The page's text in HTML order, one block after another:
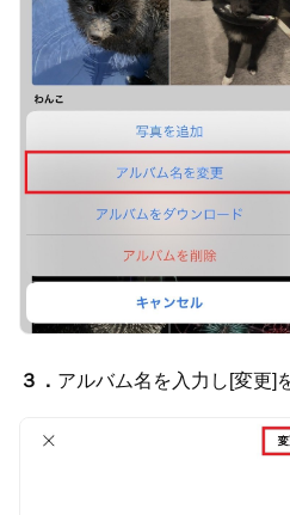
３． アルバム名を入力し[変更]